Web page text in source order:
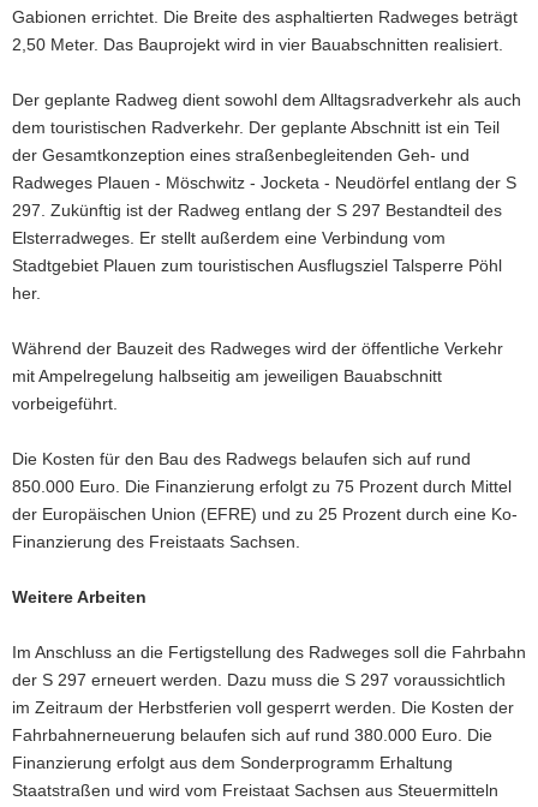
Gabionen errichtet. Die Breite des asphaltierten Radweges beträgt
2,50 Meter. Das Bauprojekt wird in vier Bauabschnitten realisiert.
Der geplante Radweg dient sowohl dem Alltagsradverkehr als auch
dem touristischen Radverkehr. Der geplante Abschnitt ist ein Teil
der Gesamtkonzeption eines straßenbegleitenden Geh- und
Radweges Plauen - Möschwitz - Jocketa - Neudörfel entlang der S
297. Zukünftig ist der Radweg entlang der S 297 Bestandteil des
Elsterradweges. Er stellt außerdem eine Verbindung vom
Stadtgebiet Plauen zum touristischen Ausflugsziel Talsperre Pöhl
her.
Während der Bauzeit des Radweges wird der öffentliche Verkehr
mit Ampelregelung halbseitig am jeweiligen Bauabschnitt
vorbeigeführt.
Die Kosten für den Bau des Radwegs belaufen sich auf rund
850.000 Euro. Die Finanzierung erfolgt zu 75 Prozent durch Mittel
der Europäischen Union (EFRE) und zu 25 Prozent durch eine Ko-
Finanzierung des Freistaats Sachsen.
Weitere Arbeiten
Im Anschluss an die Fertigstellung des Radweges soll die Fahrbahn
der S 297 erneuert werden. Dazu muss die S 297 voraussichtlich
im Zeitraum der Herbstferien voll gesperrt werden. Die Kosten der
Fahrbahnerneuerung belaufen sich auf rund 380.000 Euro. Die
Finanzierung erfolgt aus dem Sonderprogramm Erhaltung
Staatstraßen und wird vom Freistaat Sachsen aus Steuermitteln